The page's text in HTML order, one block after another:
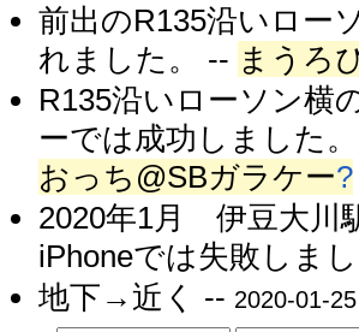
前出のR135沿いロー
れました。 -- まうろ
R135沿いローソン横
ーでは成功しました
おっち@SBガラケー?
2020年1月 伊豆大川
iPhoneでは失敗しま
地下→近く -- 2020-01-